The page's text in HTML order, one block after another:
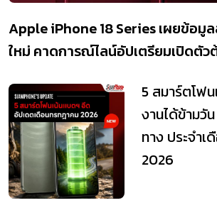
Apple iPhone 18 Series เผยข้อมู
ใหม่ คาดการณ์ไลน์อัปเตรียมเปิดตัว
5 สมาร์ตโฟ
งานได้ข้ามวั
ทาง ประจำ
2026